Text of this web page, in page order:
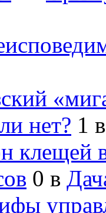
нет? 1
клещей
0 в